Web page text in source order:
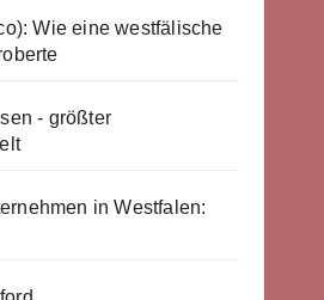
Wie eine westfälische
- größter
in Westfalen: